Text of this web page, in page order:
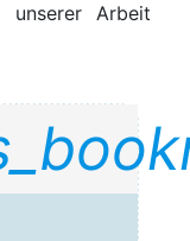
unse­rer Arbeit